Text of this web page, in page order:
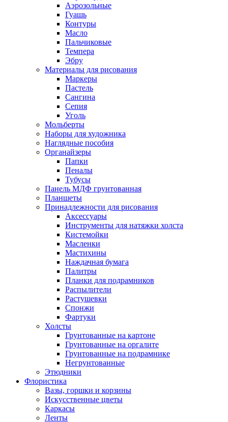
Аэрозольные
Гуашь
Контуры
Масло
Пальчиковые
Темпера
Эбру
Материалы для рисования
Маркеры
Пастель
Сангина
Сепия
Уголь
Мольберты
Наборы для художника
Наглядные пособия
Органайзеры
Папки
Пеналы
Тубусы
Панель МДФ грунтованная
Планшеты
Принадлежности для рисования
Аксессуары
Инструменты для натяжки холста
Кистемойки
Масленки
Мастихины
Наждачная бумага
Палитры
Планки для подрамников
Распылители
Растушевки
Спонжи
Фартуки
Холсты
Грунтованные на картоне
Грунтованные на оргалите
Грунтованные на подрамнике
Негрунтованные
Этюдники
Флористика
Вазы, горшки и корзины
Искусственные цветы
Каркасы
Ленты